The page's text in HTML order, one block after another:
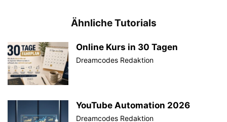
Ähnliche Tutorials
Online Kurs in 30 Tagen
Dreamcodes Redaktion
YouTube Automation 2026
Dreamcodes Redaktion